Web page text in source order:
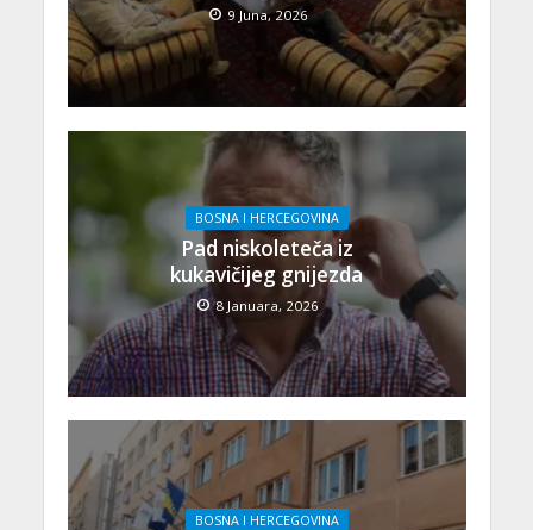
9 Juna, 2026
BOSNA I HERCEGOVINA
Pad niskoleteča iz
kukavičijeg gnijezda
8 Januara, 2026
BOSNA I HERCEGOVINA